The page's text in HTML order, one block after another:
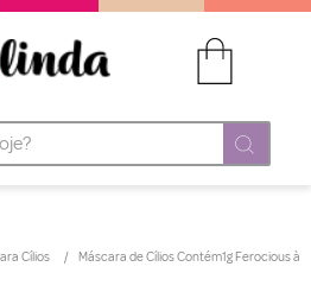
Cílios
Máscara de Cílios Contém1g Ferocious à